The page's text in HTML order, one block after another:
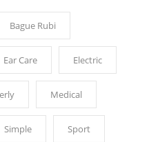
Bague Rubi
Ear Care Electric
Medical
Simple Sport